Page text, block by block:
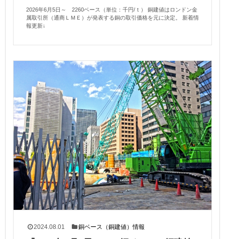
2026年6月5日～ 2260ベース（単位：千円/ｔ） 銅建値はロンドン金
属取引所（通商ＬＭＥ）が発表する銅の取引価格を元に決定。 新着情
報更新↓
2024.08.01 銅ベース（銅建値）情報